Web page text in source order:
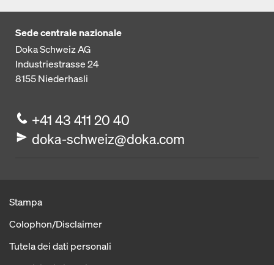
Sede centrale nazionale
Doka Schweiz AG
Industriestrasse 24
8155Niederhasli
+41 43 411 20 40
doka-schweiz@doka.com
Stampa
Colophon/Disclaimer
Tutela dei dati personali